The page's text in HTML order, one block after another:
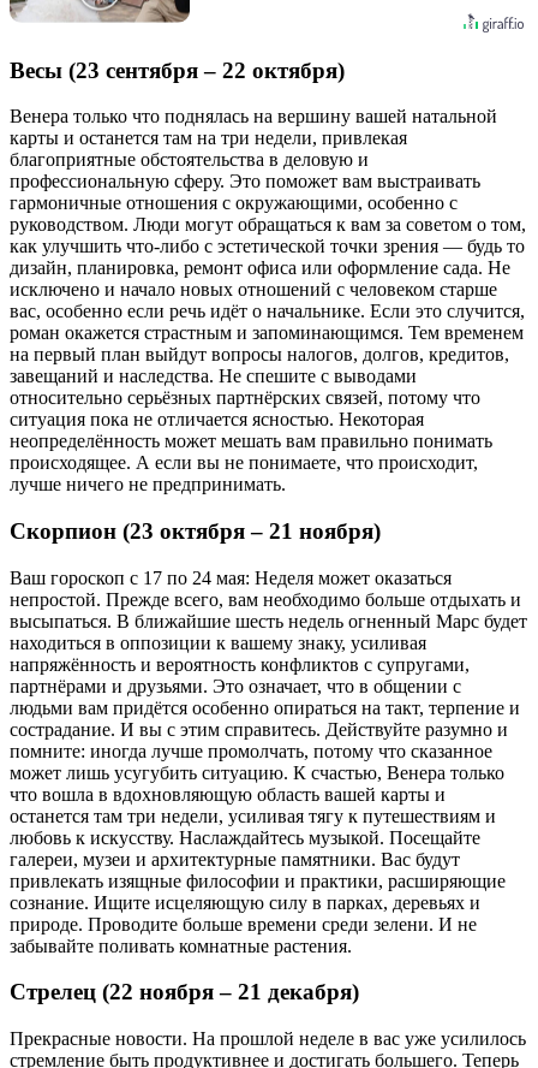
Весы (23 сентября – 22 октября)
Венера только что поднялась на вершину вашей натальной
карты и останется там на три недели, привлекая
благоприятные обстоятельства в деловую и
профессиональную сферу. Это поможет вам выстраивать
гармоничные отношения с окружающими, особенно с
руководством. Люди могут обращаться к вам за советом о том,
как улучшить что-либо с эстетической точки зрения — будь то
дизайн, планировка, ремонт офиса или оформление сада. Не
исключено и начало новых отношений с человеком старше
вас, особенно если речь идёт о начальнике. Если это случится,
роман окажется страстным и запоминающимся. Тем временем
на первый план выйдут вопросы налогов, долгов, кредитов,
завещаний и наследства. Не спешите с выводами
относительно серьёзных партнёрских связей, потому что
ситуация пока не отличается ясностью. Некоторая
неопределённость может мешать вам правильно понимать
происходящее. А если вы не понимаете, что происходит,
лучше ничего не предпринимать.
Скорпион (23 октября – 21 ноября)
Ваш гороскоп с 17 по 24 мая: Неделя может оказаться
непростой. Прежде всего, вам необходимо больше отдыхать и
высыпаться. В ближайшие шесть недель огненный Марс будет
находиться в оппозиции к вашему знаку, усиливая
напряжённость и вероятность конфликтов с супругами,
партнёрами и друзьями. Это означает, что в общении с
людьми вам придётся особенно опираться на такт, терпение и
сострадание. И вы с этим справитесь. Действуйте разумно и
помните: иногда лучше промолчать, потому что сказанное
может лишь усугубить ситуацию. К счастью, Венера только
что вошла в вдохновляющую область вашей карты и
останется там три недели, усиливая тягу к путешествиям и
любовь к искусству. Наслаждайтесь музыкой. Посещайте
галереи, музеи и архитектурные памятники. Вас будут
привлекать изящные философии и практики, расширяющие
сознание. Ищите исцеляющую силу в парках, деревьях и
природе. Проводите больше времени среди зелени. И не
забывайте поливать комнатные растения.
Стрелец (22 ноября – 21 декабря)
Прекрасные новости. На прошлой неделе в вас уже усилилось
стремление быть продуктивнее и достигать большего. Теперь